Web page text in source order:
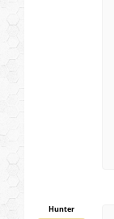
Hunter